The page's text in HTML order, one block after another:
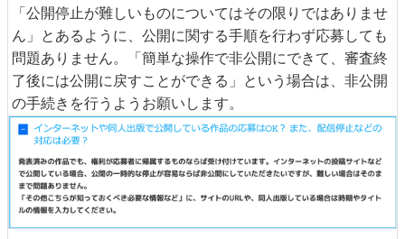
「公開停止が難しいものについてはその限りではありませ
ん」とあるように、公開に関する手順を行わず応募しても
問題ありません。「簡単な操作で非公開にできて、審査終
了後には公開に戻すことができる」という場合は、非公開
の手続きを行うようお願いします。